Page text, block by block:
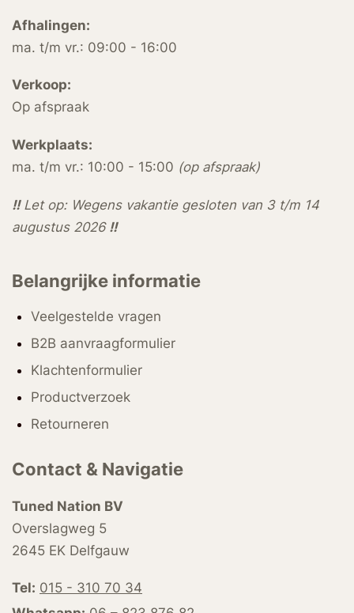
Afhalingen:
ma. t/m vr.: 09:00 - 16:00
Verkoop:
Op afspraak
Werkplaats:
ma. t/m vr.: 10:00 - 15:00 (op afspraak)
!!Let op: Wegens vakantie gesloten van 3 t/m 14
augustus 2026 !!
Belangrijke informatie
Veelgestelde vragen
B2B aanvraagformulier
Klachtenformulier
Productverzoek
Retourneren
Contact & Navigatie
Tuned Nation BV
Overslagweg 5
2645 EK Delfgauw
Tel: 015 - 310 70 34